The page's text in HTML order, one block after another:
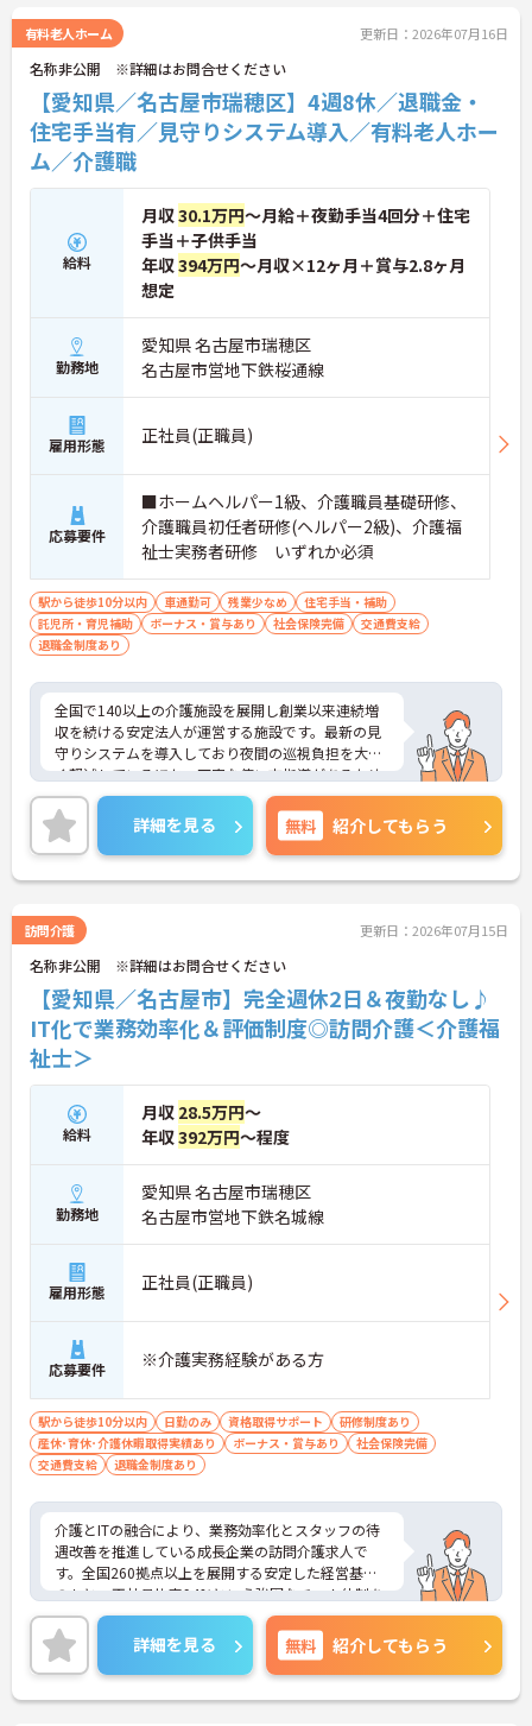
分に活かし、ご自身の生活も大切にしながら長期的
に活躍できるおすすめの環境です。
★おすすめPOINT★
【安定した経営基盤とキャリア支援】
・全国140以上の施設を展開し連続増収を続ける安
定法人が運営しています
・資格取得支援や職種別研修制度があり有資格者の
・資格手当や処遇改善手当が充実！昇格実績もあり
頑張りがしっかり評価される風通しの良い環境です
【最新設備による負担軽減と働きやすさ】
・最新の見守りシステム導入により夜勤時の巡視の
・機器の導入にあたっては誰でも使いこなせるよう
丁寧な指導を実施しています
・住宅手当や子供手当などご家族の生活もサポート
する手当を完備しています
・1食300円で施設と同じ食事が食べられる食事補助
制度を利用できます ・徒歩や自転車の通勤手当も用
有料老人ホーム 更新日：2026年07月16日
名称非公開 ※詳細はお問合せください
【愛知県／名古屋市瑞穂区】4週8休／退職金・
住宅手当有／見守りシステム導入／有料老人ホー
ム／介護職
給料
月収30.1万円～月給＋夜勤手当4回分＋住宅
手当＋子供手当
年収394万円～月収×12ヶ月＋賞与2.8ヶ月
想定
勤務地
愛知県 名古屋市瑞穂区
名古屋市営地下鉄桜通線
雇用形態 正社員(正職員)
応募要件
■ホームヘルパー1級、介護職員基礎研修、
介護職員初任者研修(ヘルパー2級)、介護福
祉士実務者研修 いずれか必須
駅から徒歩10分以内 車通勤可 残業少なめ
住宅手当・補助
託児所・育児補助
ボーナス・賞与あり 社会保険完備
交通費支給
退職金制度あり
全国で140以上の介護施設を展開し創業以来連続増
収を続ける安定法人が運営する施設です。最新の見
守りシステムを導入しており夜間の巡視負担を大き
く軽減しているほか、丁寧な使い方指導があるため
安心して業務を始められます。月平均残業10時間程
度、住宅手当や子供手当、1食300円の食事補助など
生活を支える福利厚生が大変充実しています。『ハ
タラクエール2023』の認証も取得しており、資格取
得支援や職種別研修制度を通じて着実なキャリアア
分に活かし、ご自身の生活も大切にしながら長期的
に活躍できるおすすめの環境です。
★おすすめPOINT★
【安定した経営基盤とキャリア支援】
・全国140以上の施設を展開し連続増収を続ける安
定法人が運営しています
・資格取得支援や職種別研修制度があり有資格者の
・昇格実績もあり頑張りがしっかり評価される風通
しの良い環境です
【最新設備による負担軽減と働きやすさ】
・最新の見守りシステム導入により夜勤時の巡視の
手間を大きく軽減しています
・機器の導入にあたっては誰でも使いこなせるよう
丁寧な指導を実施しています
【生活を支える充実の福利厚生】
・1食300円で施設と同じ食事が食べられる食事補助
制度を利用できます ・徒歩や自転車の通勤手当も用
意しています
詳細を見る 無料 紹介してもらう
訪問介護 更新日：2026年07月15日
名称非公開 ※詳細はお問合せください
【愛知県／名古屋市】完全週休2日＆夜勤なし♪
IT化で業務効率化＆評価制度◎訪問介護＜介護福
祉士＞
給料
月収 28.5万円～
年収392万円～程度
勤務地
愛知県 名古屋市瑞穂区
名古屋市営地下鉄名城線
雇用形態 正社員(正職員)
応募要件 ※介護実務経験がある方
駅から徒歩10分以内 日勤のみ 資格取得サポート
研修制度あり
産休･育休･介護休暇取得実績あり
ボーナス・賞与あり
社会保険完備
交通費支給
退職金制度あり
介護とITの融合により、業務効率化とスタッフの待
遇改善を推進している成長企業の訪問介護求人で
す。全国260拠点以上を展開する安定した経営基盤
のもと、正社員比率94%という強固なチーム体制を
構築しています。介護福祉士資格手当や年2回の評価
面談など、専門資格と成果が収入に直結する仕組み
が整っています。夜勤なしの完全週休2日制（曜日固
定）を採用し、日々の記録業務はスマートフォンで
完結するため、施設勤務特有の不規則なシフトや煩
詳細を見る 無料 紹介してもらう